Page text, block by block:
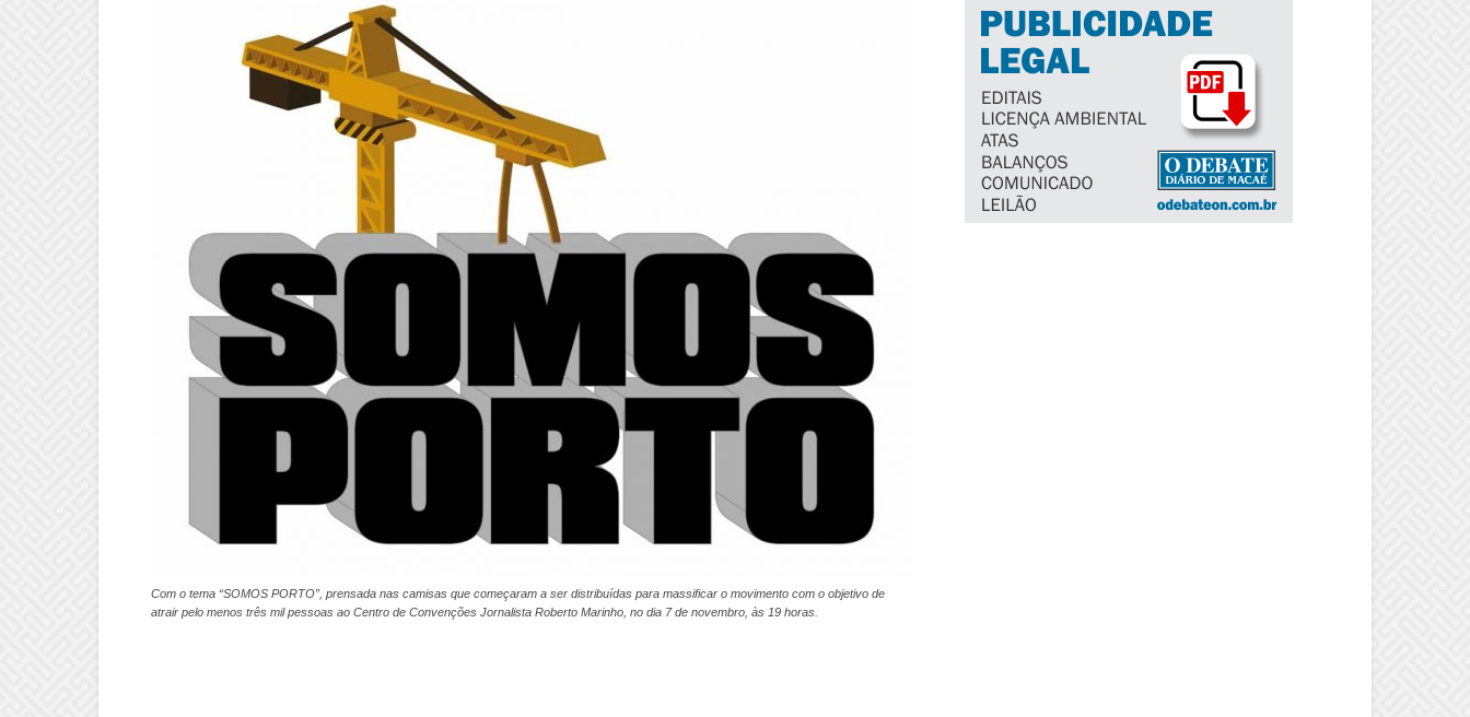
Com o tema “SOMOS PORTO”, prensada nas camisas que começaram a ser distribuídas para massificar o movimento com o objetivo de
atrair pelo menos três mil pessoas ao Centro de Convenções Jornalista Roberto Marinho, no dia 7 de novembro, às 19 horas.